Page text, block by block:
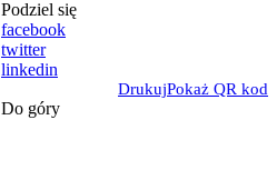
Podziel się
facebook
twitter
linkedin
DrukujPokaż QR kod
Do góry